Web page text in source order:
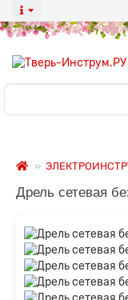
Дрель сетевая